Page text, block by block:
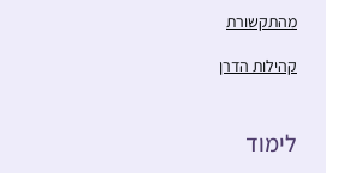
מהתקשורת
קהילות הדרן
לימוד